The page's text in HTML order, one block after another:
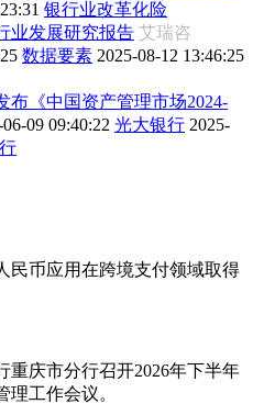
银行业改革化险
业发展研究报告 艾瑞咨
数据要素 2025-08-12 13:46:25
布《中国资产管理市场2024-
06-09 09:40:22 光大银行 2025-
民币应用在跨境支付领域取得
重庆市分行召开2026年下半年
理工作会议。